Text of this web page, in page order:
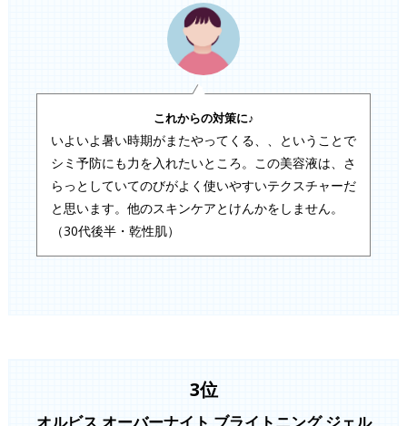
これからの対策に♪
いよいよ暑い時期がまたやってくる、、ということで
シミ予防にも力を入れたいところ。この美容液は、さ
らっとしていてのびがよく使いやすいテクスチャーだ
と思います。他のスキンケアとけんかをしません。
（30代後半・乾性肌）
3位